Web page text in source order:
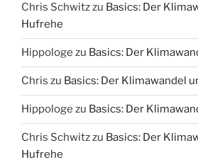
Chris Schwitzzu Basics: Der
Hufrehe
Hippologe zu Basics: Der
Chris zu Basics: Der Klimawandel
Hippologe zu Basics: Der
Chris Schwitzzu Basics: Der
Hufrehe